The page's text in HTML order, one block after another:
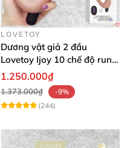
LOVETOY
Dương vật giả 2 đầu
Lovetoy Ijoy 10 chế độ rung
silicon cao cấp sạc điện
1.250.000₫
1.373.000₫
-9%
(244)